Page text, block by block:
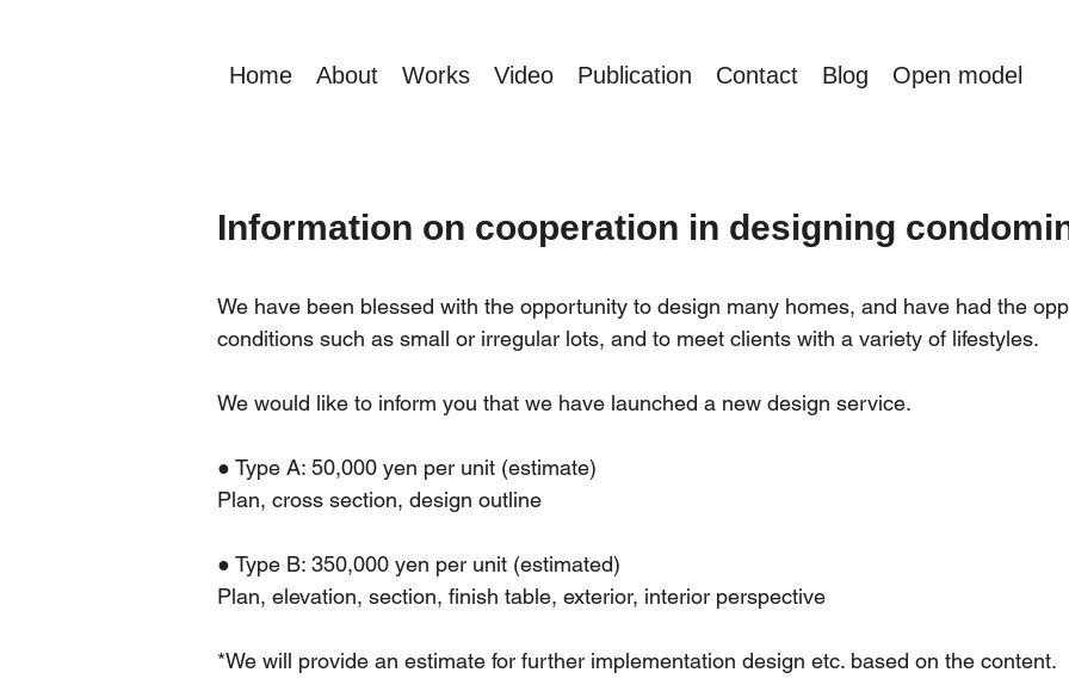
Home About Works Video Publication Contact Blog Open model
Information on cooperation in designing
We have been blessed with the opportunity to design many homes, and have had the
conditions such as small or irregular lots, and to meet clients with a variety of lifestyles.
We would like to inform you that we have launched a new design service.
● Type A: 50,000 yen per unit (estimate)
Plan, cross section, design outline
● Type B: 350,000 yen per unit (estimated)
Plan, elevation, section, finish table, exterior, interior perspective
*We will provide an estimate for further implementation design etc. based on the content.